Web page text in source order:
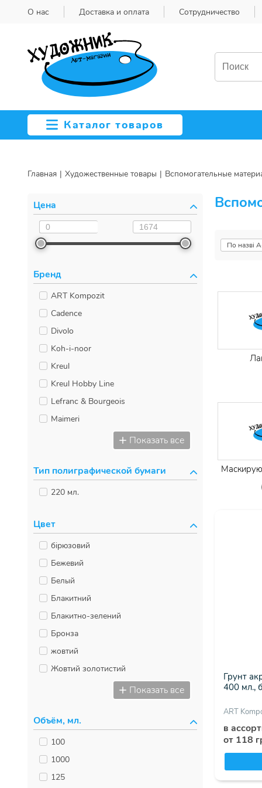
О нас Доставка и оплата Сотрудничество
Каталог товаров
Главная Художественные товары Вспомогательные
Цена
Бренд
ART Kompozit
Cadence
Divolo
Koh-i-noor
Kreul
Kreul Hobby Line
Lefranc & Bourgeois
Maimeri
Pebeo
Pentart
Renesans
Rosa
Rosa Gallery
Royal Talens
Van Pure
Ідейка
ЗХК Невская палитра
ЗХК Невская палитра Decola
ЗХК Невская палитра Белые Ночи
ЗХК Невская палитра Сонет
Невская палитра
Показать все
Тип полиграфической бумаги
220 мл.
Цвет
бірюзовий
Бежевий
Белый
Блакитний
Блакитно-зелений
Бронза
жовтий
Жовтий золотистий
Золотистий
Коричневий
малиновий
Оливковий
Показать все
Объём, мл.
100
1000
125
По назві
По назві
Грунт
400 мл.,
ART
в
от 118